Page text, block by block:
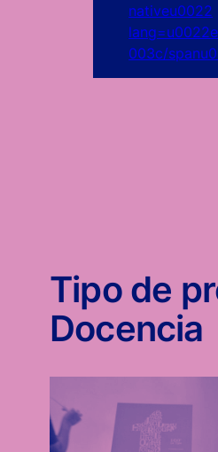
nativeu0022
003c/
Tipo de
Docencia